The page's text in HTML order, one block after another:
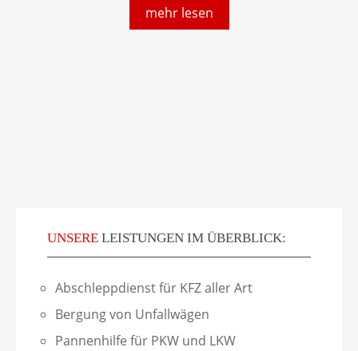
mehr lesen
UNSERE LEISTUNGEN IM ÜBERBLICK:
Abschleppdienst für KFZ aller Art
Bergung von Unfallwägen
Pannenhilfe für PKW und LKW